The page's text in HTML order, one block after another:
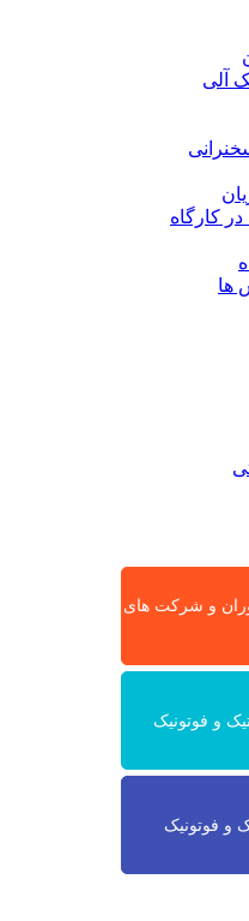
آلی
کارگاه
و شرکت های
و فوتونیک
و فوتونیک